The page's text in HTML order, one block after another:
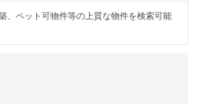
ペット可物件等の上質な物件を検索可能